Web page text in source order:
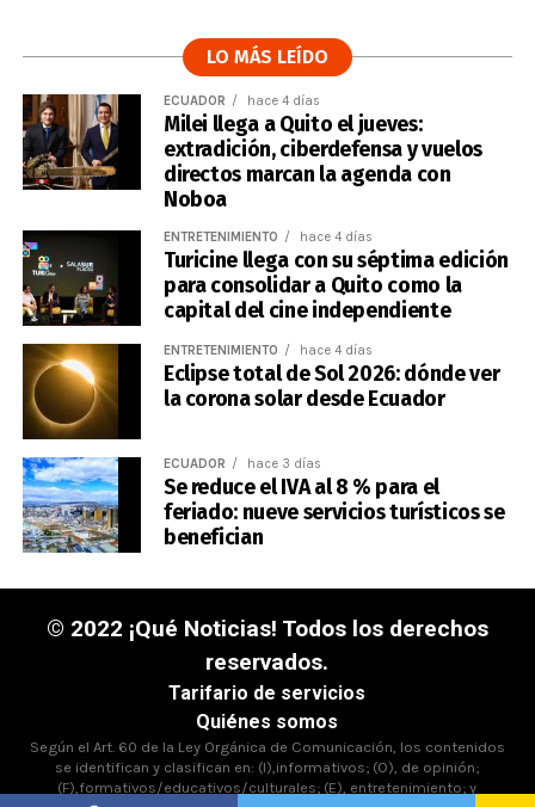
LO MÁS LEÍDO
ECUADOR hace 4 días
Milei llega a Quito el jueves:
extradición, ciberdefensa y vuelos
directos marcan la agenda con
Noboa
ENTRETENIMIENTO hace 4 días
Turicine llega con su séptima edición
para consolidar a Quito como la
capital del cine independiente
ENTRETENIMIENTO hace 4 días
Eclipse total de Sol 2026: dónde ver
la corona solar desde Ecuador
ECUADOR hace 3 días
Se reduce el IVA al 8 % para el
feriado: nueve servicios turísticos se
benefician
© 2022 ¡Qué Noticias! Todos los derechos
reservados.
Tarifario de servicios
Quiénes somos
Según el Art. 60 de la Ley Orgánica de Comunicación, los contenidos
se identifican y clasifican en: (I),informativos; (O), de opinión;
(F),formativos/educativos/culturales; (E), entretenimiento; y